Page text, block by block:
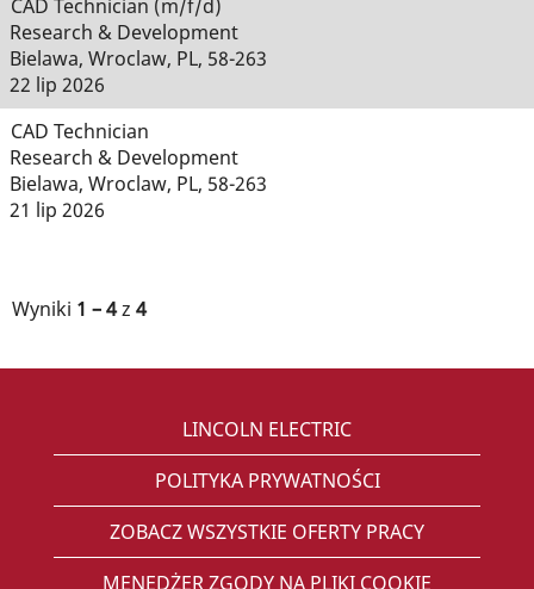
CAD Technician (m/f/d)
Research & Development
Bielawa, Wroclaw, PL, 58-263
22 lip 2026
CAD Technician
Research & Development
Bielawa, Wroclaw, PL, 58-263
21 lip 2026
Wyniki 1 – 4z 4
LINCOLN ELECTRIC
POLITYKA PRYWATNOŚCI
ZOBACZ WSZYSTKIE OFERTY PRACY
MENEDŻER ZGODY NA PLIKI COOKIE